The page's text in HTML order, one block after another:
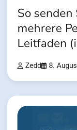
So
mehrere
Leitfaden
Zedd 8.